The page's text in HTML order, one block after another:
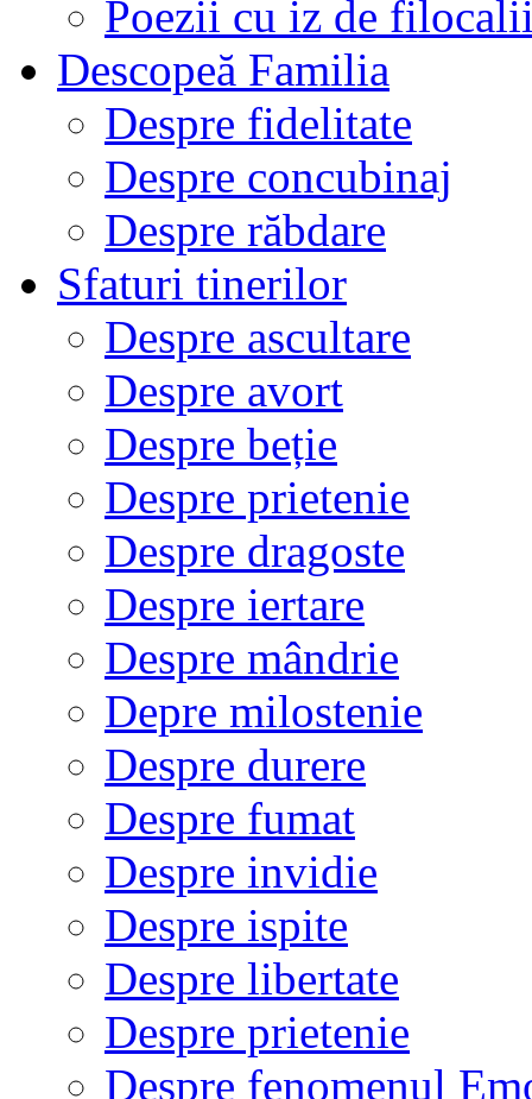
Poezii cu iz de
Descopeă Familia
Despre fidelitate
Despre concubinaj
Despre răbdare
Sfaturi tinerilor
Despre ascultare
Despre avort
Despre beție
Despre prietenie
Despre dragoste
Despre iertare
Despre mândrie
Depre milostenie
Despre durere
Despre fumat
Despre invidie
Despre ispite
Despre libertate
Despre prietenie
Despre fenomenul